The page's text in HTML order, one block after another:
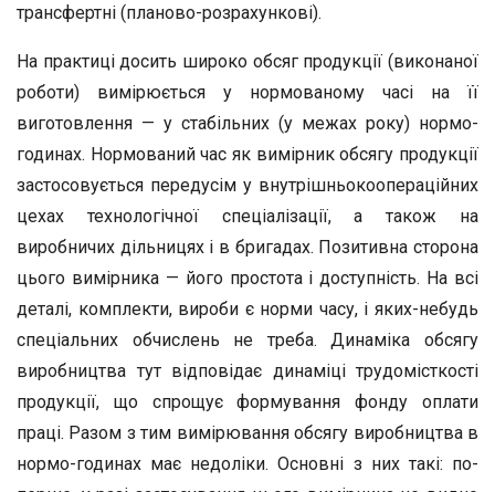
трансфертні (планово-розрахункові).
На практиці досить широко обсяг продукції (виконаної
роботи) вимірюється у нормованому часі на її
виготовлення — у стабільних (у межах року) нормо-
годинах. Нормований час як вимірник обсягу продукції
застосовується передусім у внутрішньокоопераційних
цехах технологічної спеціалізації, а також на
виробничих дільницях і в бригадах. Позитивна сторона
цього вимірника — його простота і доступність. На всі
деталі, комплекти, вироби є норми часу, і яких-небудь
спеціальних обчислень не треба. Динаміка обсягу
виробництва тут відповідає динаміці трудомісткості
продукції, що спрощує формування фонду оплати
праці. Разом з тим вимірювання обсягу виробництва в
нормо-годинах має недоліки. Основні з них такі: по-